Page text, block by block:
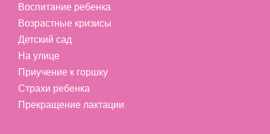
Воспитание ребенка
Возрастные кризисы
Детский сад
На улице
Приучение к горшку
Страхи ребенка
Прекращение лактации